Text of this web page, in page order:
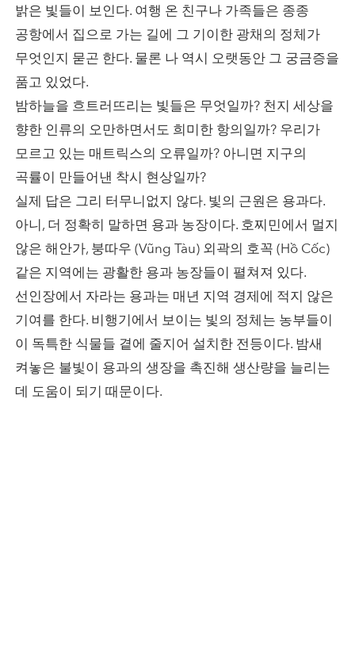
밝은 빛들이 보인다. 여행 온 친구나 가족들은 종종
공항에서 집으로 가는 길에 그 기이한 광채의 정체가
무엇인지 묻곤 한다. 물론 나 역시 오랫동안 그 궁금증을
품고 있었다.
밤하늘을 흐트러뜨리는 빛들은 무엇일까? 천지 세상을
향한 인류의 오만하면서도 희미한 항의일까? 우리가
모르고 있는 매트릭스의 오류일까? 아니면 지구의
곡률이 만들어낸 착시 현상일까?
실제 답은 그리 터무니없지 않다. 빛의 근원은 용과다.
아니, 더 정확히 말하면 용과 농장이다. 호찌민에서 멀지
않은 해안가, 붕따우 (Vũng Tàu) 외곽의 호꼭 (Hồ Cốc)
같은 지역에는 광활한 용과 농장들이 펼쳐져 있다.
선인장에서 자라는 용과는 매년 지역 경제에 적지 않은
기여를 한다. 비행기에서 보이는 빛의 정체는 농부들이
이 독특한 식물들 곁에 줄지어 설치한 전등이다. 밤새
켜놓은 불빛이 용과의 생장을 촉진해 생산량을 늘리는
데 도움이 되기 때문이다.